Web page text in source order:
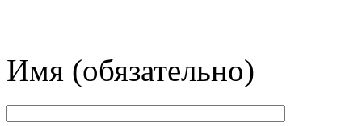
Имя (обязательно)